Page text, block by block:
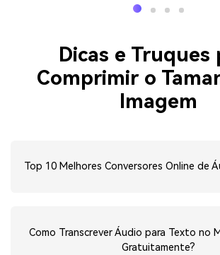
Dicas e Truques
Comprimir o
Imagem
Top 10 Melhores Conversores Online de
Como Transcrever Áudio para Texto no
Gratuitamente?